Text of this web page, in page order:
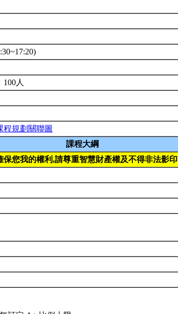
人
程規劃關聯圖
課程大綱
保您我的權利,請尊重智慧財產權及不得非法影印